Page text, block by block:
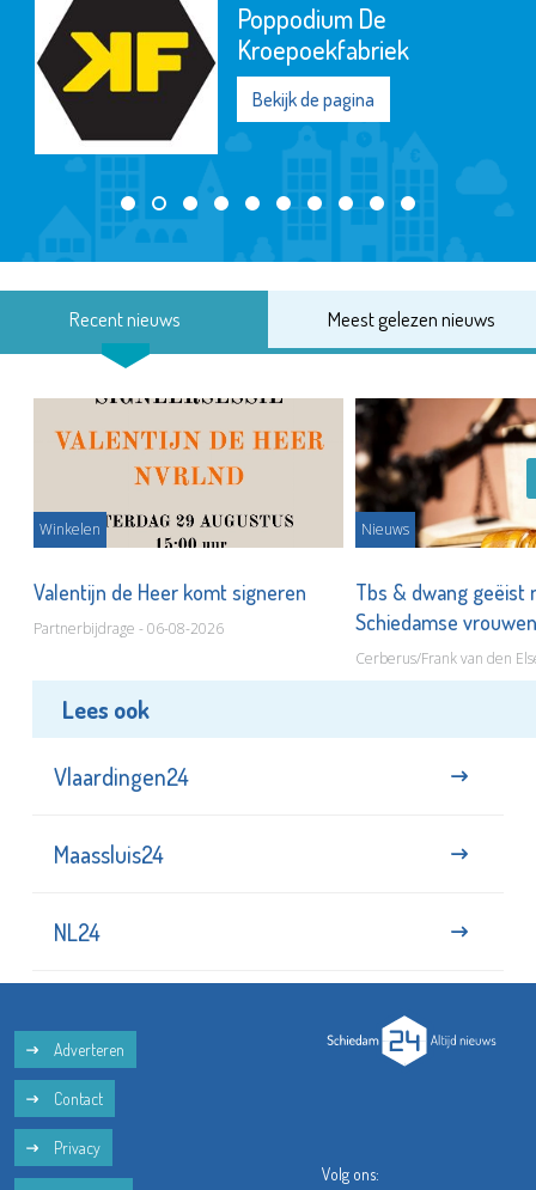
Poppodium De
Kroepoekfabriek
Bekijk de pagina
Recent nieuws Meest gelezen nieuws
Winkelen
Valentijn de Heer komt signeren
Partnerbijdrage - 06-08-2026
Nieuws
Tbs & dwang geëist
Schiedamse
Cerberus/Frank van den
Lees ook
Vlaardingen24
Maassluis24
NL24
Adverteren
Contact
Privacy
Volg ons: